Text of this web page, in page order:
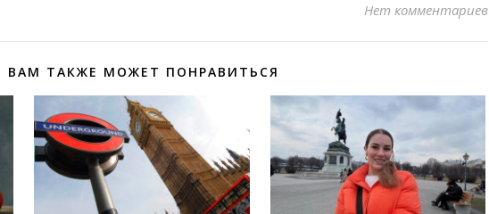
Нет комментариев
ВАМ ТАКЖЕ МОЖЕТ ПОНРАВИТЬСЯ